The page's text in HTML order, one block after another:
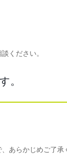
ください。
。
あらかじめご了承